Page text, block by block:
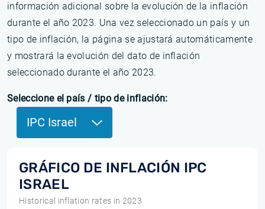
información adicional sobre la evolución de la inflación
durante el año 2023. Una vez seleccionado un país y un
tipo de inflación, la página se ajustará automáticamente
y mostrará la evolución del dato de inflación
seleccionado durante el año 2023.
Seleccione el país / tipo de inflación:
IPC Israel
GRÁFICO DE INFLACIÓN IPC
ISRAEL
Historical inflation rates in 2023